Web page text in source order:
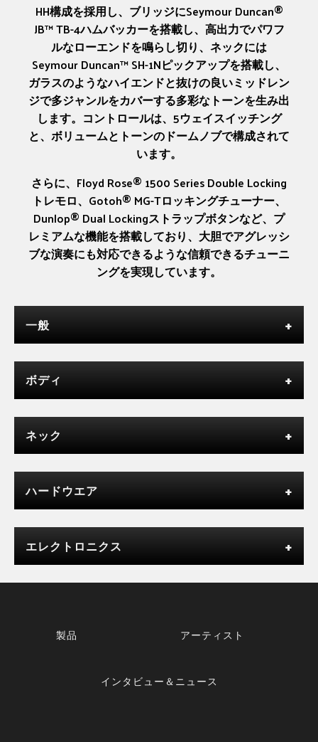
HH構成を採用し、ブリッジにSeymour Duncan®
JB™ TB-4ハムバッカーを搭載し、高出力でパワフ
ルなローエンドを鳴らし切り、ネックには
Seymour Duncan™ SH-1Nピックアップを搭載し、
ガラスのようなハイエンドと抜けの良いミッドレン
ジで多ジャンルをカバーする多彩なトーンを生み出
します。コントロールは、5ウェイスイッチング
と、ボリュームとトーンのドームノブで構成されて
います。
さらに、Floyd Rose® 1500 Series Double Locking
トレモロ、Gotoh® MG-Tロッキングチューナー、
Dunlop® Dual Lockingストラップボタンなど、プ
レミアムな機能を搭載しており、大胆でアグレッシ
ブな演奏にも対応できるような信頼できるチューニ
ングを実現しています。
一般
ボディ
ネック
ハードウエア
エレクトロニクス
製品 アーティスト
インタビュー＆ニュース